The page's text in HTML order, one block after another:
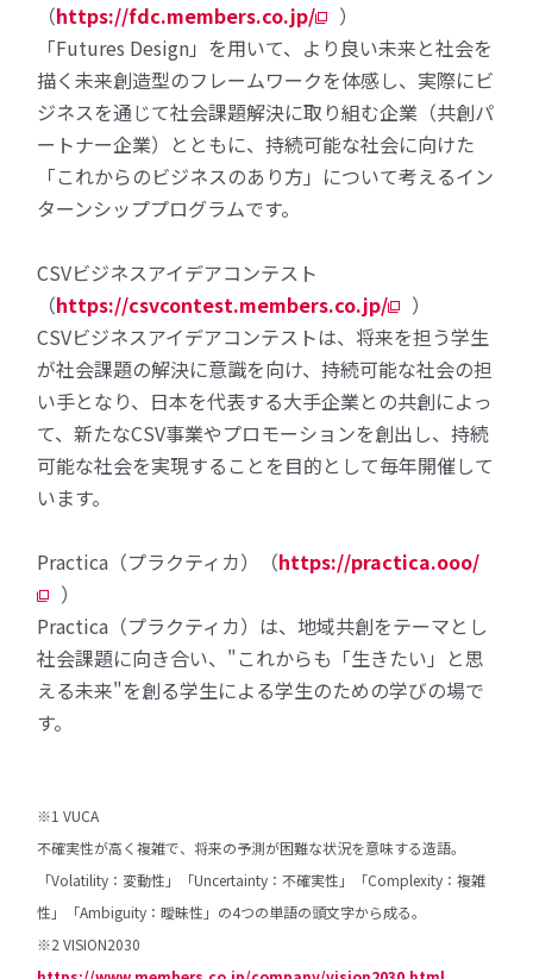
（https://fdc.members.co.jp/
）
「Futures Design」を用いて、より良い未来と社会を
描く未来創造型のフレームワークを体感し、実際にビ
ジネスを通じて社会課題解決に取り組む企業（共創パ
ートナー企業）とともに、持続可能な社会に向けた
「これからのビジネスのあり方」について考えるイン
ターンシッププログラムです。
CSVビジネスアイデアコンテスト
（https://csvcontest.members.co.jp/
）
CSVビジネスアイデアコンテストは、将来を担う学生
が社会課題の解決に意識を向け、持続可能な社会の担
い手となり、日本を代表する大手企業との共創によっ
て、新たなCSV事業やプロモーションを創出し、持続
可能な社会を実現することを目的として毎年開催して
います。
Practica（プラクティカ）（https://practica.ooo/
）
Practica（プラクティカ）は、地域共創をテーマとし
社会課題に向き合い、"これからも「生きたい」と思
える未来"を創る学生による学生のための学びの場で
す。
※1 VUCA
不確実性が高く複雑で、将来の予測が困難な状況を意味する造語。
「Volatility：変動性」「Uncertainty：不確実性」「Complexity：複雑
性」「Ambiguity：曖昧性」の4つの単語の頭文字から成る。
※2 VISION2030